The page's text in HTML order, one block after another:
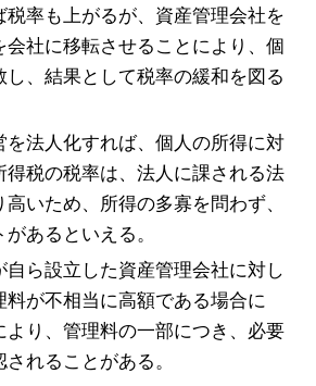
税率も上がるが、資産管理会社を
会社に移転させることにより、個
し、結果として税率の緩和を図る
を法人化すれば、個人の所得に対
得税の税率は、法人に課される法
高いため、所得の多寡を問わず、
あるといえる。
自ら設立した資産管理会社に対し
料が不相当に高額である場合に
より、管理料の一部につき、必要
れることがある。